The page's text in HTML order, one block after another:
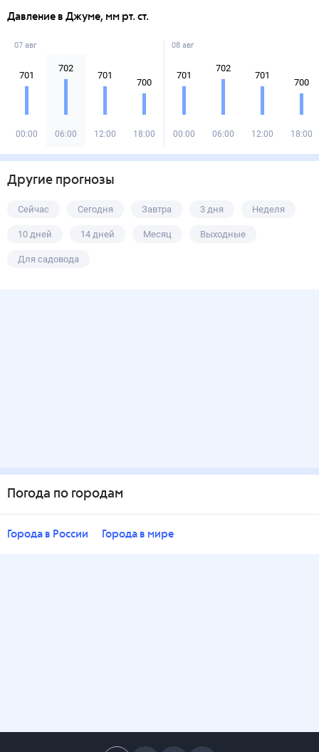
Давление в Джуме, мм рт. ст.
07 авг
701
00:00
702
06:00
701
12:00
700
18:00
08 авг
701
00:00
702
06:00
701
12:00
700
18:00
Другие прогнозы
Сейчас Сегодня Завтра 3 дня Неделя
10 дней 14 дней Месяц Выходные
Для садовода
Погода по городам
Города в России Города в мире